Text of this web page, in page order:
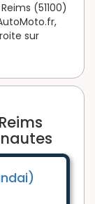
(51100)
sur